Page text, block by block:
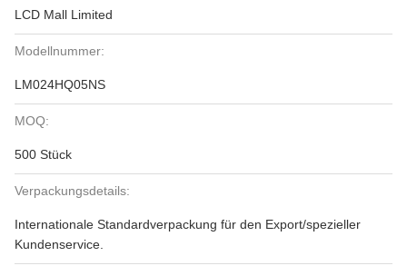
LCD Mall Limited
Modellnummer:
LM024HQ05NS
MOQ:
500 Stück
Verpackungsdetails:
Internationale Standardverpackung für den Export/spezieller
Kundenservice.